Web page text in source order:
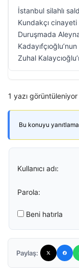
İstanbul silahlı
Kundakçı cinayeti
Duruşmada
Zuhal
1 yazı
Bu konuyu
Kullanıcı adı:
Parola:
Beni hatırla
Paylaş: